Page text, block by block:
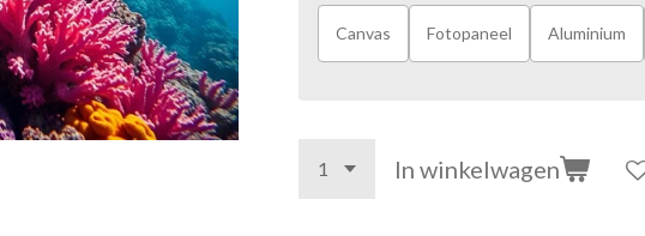
Canvas Fotopaneel Aluminium
In winkelwagen